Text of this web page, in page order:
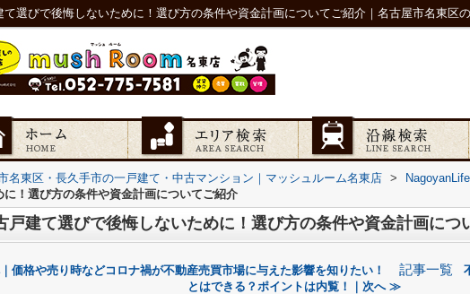
て選びで後悔しないために！選び方の条件や資金計画についてご紹介｜名古屋市名東区
名東区・長久手市の一戸建て・中古マンション｜マッシュルーム名東店 >
に！選び方の条件や資金計画についてご紹介
戸建て選びで後悔しないために！選び方の条件や資金計画につ
価格や売り時などコロナ禍が不動産売買市場に与えた影響を知りたい！ 記事一覧
とはできる？ポイントは内覧！｜次へ ≫